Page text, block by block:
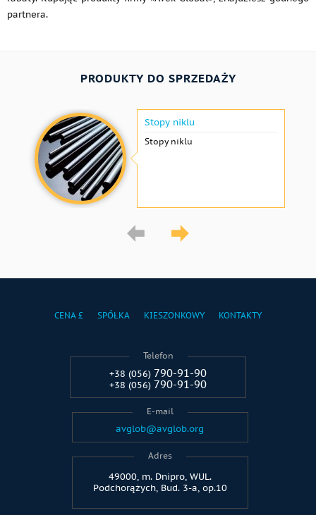
partnera.
PRODUKTY DO SPRZEDAŻY
Stopy niklu
Stopy niklu
CENA £ SPÓŁKA KIESZONKOWY KONTAKTY
Telefon
+38 (056) 790-91-90
+38 (056) 790-91-90
E-mail
avglob@avglob.org
Adres
49000, m. Dnipro, WUL.
Podchorążych, Bud. 3-a, op.10